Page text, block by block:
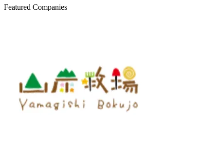
Featured Companies